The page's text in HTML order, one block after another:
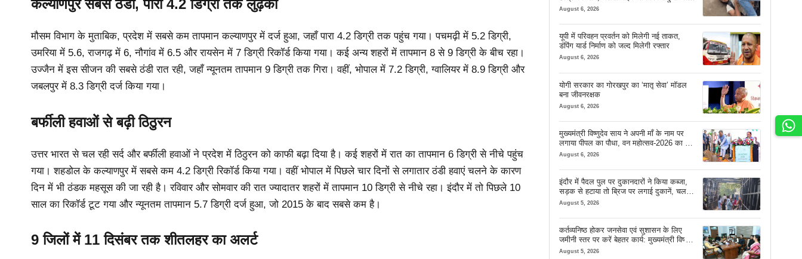
कल्याणपुर सबसे ठंडा, पारा 4.2 डिग्री तक लुढ़का
मौसम विभाग के मुताबिक, प्रदेश में सबसे कम तापमान कल्याणपुर में दर्ज हुआ, जहाँ पारा 4.2 डिग्री तक पहुंच गया। पचमढ़ी में 5.2 डिग्री,
उमरिया में 5.6, राजगढ़ में 6, नौगांव में 6.5 और रायसेन में 7 डिग्री रिकॉर्ड किया गया। कई अन्य शहरों में तापमान 8 से 9 डिग्री के बीच रहा।
उज्जैन में इस सीजन की सबसे ठंडी रात रही, जहाँ न्यूनतम तापमान 9 डिग्री तक गिरा। वहीं, भोपाल में 7.2 डिग्री, ग्वालियर में 8.9 डिग्री और
जबलपुर में 8.3 डिग्री दर्ज किया गया।
बर्फीली हवाओं से बढ़ी ठिठुरन
उत्तर भारत से चल रही सर्द और बर्फीली हवाओं ने प्रदेश में ठिठुरन को काफी बढ़ा दिया है। कई शहरों में रात का तापमान 6 डिग्री से नीचे पहुंच
गया। शहडोल के कल्याणपुर में सबसे कम 4.2 डिग्री रिकॉर्ड किया गया। वहीं भोपाल में पिछले चार दिनों से लगातार ठंडी हवाएं चलने के कारण
दिन में भी ठंडक महसूस की जा रही है। रविवार और सोमवार की रात ज्यादातर शहरों में तापमान 10 डिग्री से नीचे रहा। इंदौर में तो पिछले 10
साल का रिकॉर्ड टूट गया और न्यूनतम तापमान 5.7 डिग्री दर्ज हुआ, जो 2015 के बाद सबसे कम है।
9 जिलों में 11 दिसंबर तक शीतलहर का अलर्ट
बेहोश
August 6, 2026
यूपी में परिवहन प्रवर्तन को मिलेगी नई ताकत,
डंपिंग यार्ड निर्माण को जल्द मिलेगी रफ्तार
August 6, 2026
योगी सरकार का गोरखपुर का ‘मातृ सेवा’ मॉडल
बना जीवनरक्षक
August 6, 2026
मुख्यमंत्री विष्णुदेव साय ने अपनी माँ के नाम पर
लगाया पीपल का पौधा, वन महोत्सव-2026 का हुआ
शुभारंभ
August 6, 2026
इंदौर में पैदल पुल पर दुकानदारों ने किया कब्जा,
सड़क से हटाया तो ब्रिज पर लगाई दुकानें, चलने
की जगह भी नहीं मिल रही
August 5, 2026
कर्तव्यनिष्ठ होकर जनसेवा एवं सुशासन के लिए
जमीनी स्तर पर करें बेहतर कार्य: मुख्यमंत्री विष्णु
देव साय
August 5, 2026